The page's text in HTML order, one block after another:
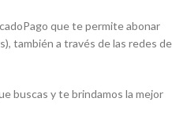
que te permite abonar
también a través de las redes de
buscas y te brindamos la mejor